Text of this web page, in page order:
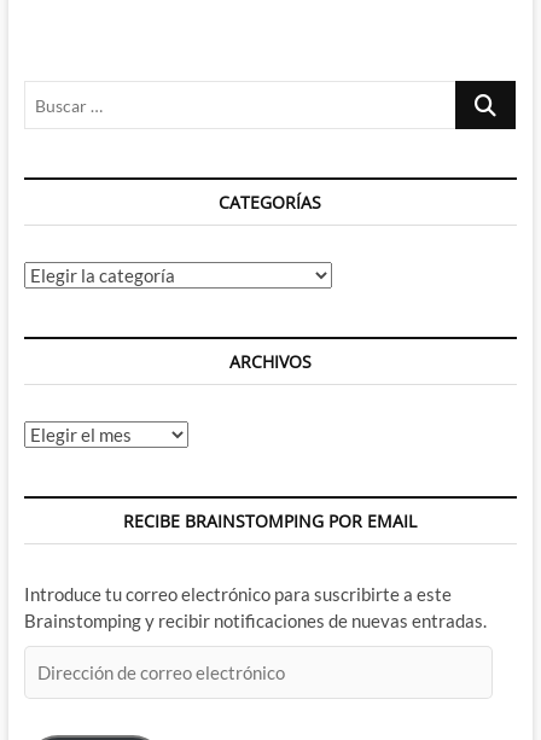
Buscar
CATEGORÍAS
Categorías
ARCHIVOS
Archivos
RECIBE BRAINSTOMPING POR EMAIL
Introduce tu correo electrónico para suscribirte a este
Brainstomping y recibir notificaciones de nuevas entradas.
de